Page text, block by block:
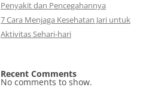
Penyakit dan Pencegahannya
7 Cara Menjaga Kesehatan Jari untuk
Aktivitas Sehari-hari
Recent Comments
No comments to show.